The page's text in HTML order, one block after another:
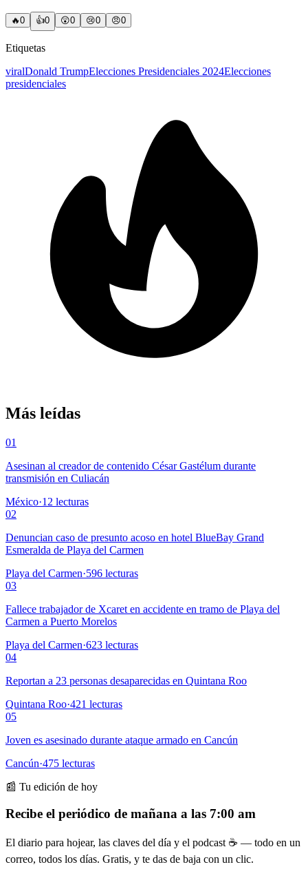
🔥0 👍0 😲0 😢0 😠0
Etiquetas
viralDonald TrumpElecciones Presidenciales 2024Elecciones
presidenciales
Más leídas
01
Asesinan al creador de contenido César Gastélum durante
transmisión en Culiacán
México·12 lecturas
02
Denuncian caso de presunto acoso en hotel BlueBay Grand
Esmeralda de Playa del Carmen
Playa del Carmen·596 lecturas
03
Fallece trabajador de Xcaret en accidente en tramo de Playa del
Carmen a Puerto Morelos
Playa del Carmen·623 lecturas
04
Reportan a 23 personas desaparecidas en Quintana Roo
Quintana Roo·421 lecturas
05
Joven es asesinado durante ataque armado en Cancún
Cancún·475 lecturas
📰 Tu edición de hoy
Recibe el periódico de mañana a las 7:00 am
El diario para hojear, las claves del día y el podcast ☕ — todo en un
correo, todos los días. Gratis, y te das de baja con un clic.